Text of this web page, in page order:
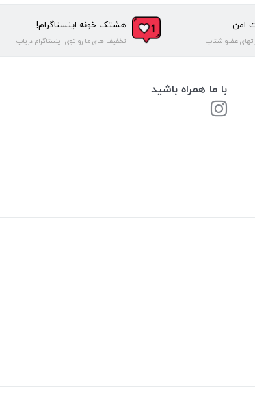
امن
عضو شتاب
هشتک خونه اینستاگرام!
تخفیف های ما رو توی اینستاگرام دریاب
با ما همراه باشید